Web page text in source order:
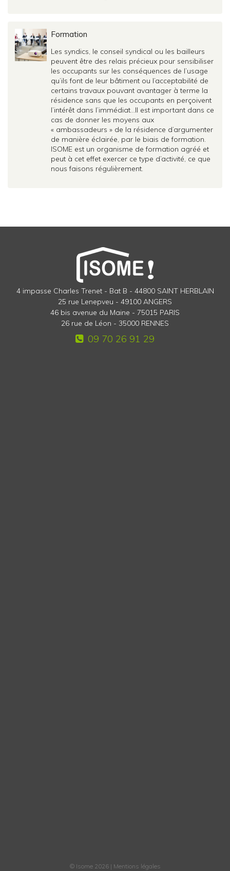
Formation
Les syndics, le conseil syndical ou les bailleurs
peuvent être des relais précieux pour sensibiliser
les occupants sur les conséquences de l’usage
qu’ils font de leur bâtiment ou l’acceptabilité de
certains travaux pouvant avantager à terme la
résidence sans que les occupants en perçoivent
l’intérêt dans l’immédiat…Il est important dans ce
cas de donner les moyens aux
« ambassadeurs » de la résidence d’argumenter
de manière éclairée, par le biais de formation.
ISOME est un organisme de formation agréé et
peut à cet effet exercer ce type d’activité, ce que
nous faisons régulièrement.
4 impasse Charles Trenet - Bat B - 44800 SAINT HERBLAIN
25 rue Lenepveu - 49100 ANGERS
46 bis avenue du Maine - 75015 PARIS
26 rue de Léon - 35000 RENNES
09 70 26 91 29
© Isome 2026 | Mentions légales